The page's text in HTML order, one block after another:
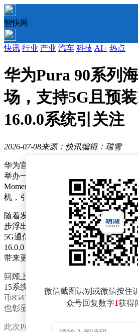
智快网
快讯 行业 产业 汽车 科技 AI+ 热点
华为Pura 90系列
场，支持5G且预
16.0.0系统引关注
2026-07-08来源：快讯编辑：瑞雪
华为官方近日正式对外宣布，将于7
举办一场备受瞩目的旗舰产品发布会
Moment”。此次发布会将面向国际市
机，引发了全球科技爱好者的广泛关
随着发布日期的临近，Pura 90系列海
步浮出水面。据最新曝光的信息显示
5G通信技术，还将预装基于安卓16系
16.0.0，即广为人知的EMUI 16。这
带来更加流畅和智能的使用体验。
回顾上一代产品，Pura 80系列海外
15系统，其定价为1099欧元起，按照
币8541元。这一价格定位体现了华为
也彰显了其产品的卓越品质和强大竞
此次Pura 90系列的发布，无疑将再次
微信截图识别或微信按住
众号回复数字1获得